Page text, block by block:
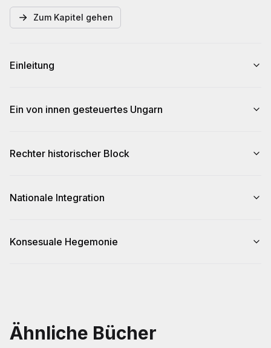
Zum Kapitel gehen
Einleitung
Ein von innen gesteuertes Ungarn
Rechter historischer Block
Nationale Integration
Konsesuale Hegemonie
Ähnliche Bücher